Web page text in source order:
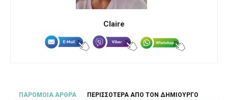
Claire
ΠΑΡΟΜΟΙΑ ΑΡΘΡΑ ΠΕΡΙΣΣΟΤΕΡΑ ΑΠΟ ΤΟΝ ΔΗΜΙΟΥΡΓΟ